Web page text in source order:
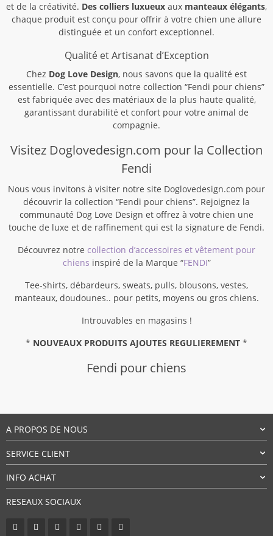
et de la créativité. Des colliers luxueux aux manteaux élégants,
chaque produit est conçu pour offrir à votre chien une allure
distinguée et un confort exceptionnel.
Qualité et Artisanat d’Exception
Chez Dog Love Design, nous savons que la qualité est
essentielle. C’est pourquoi notre collection “Fendi pour chiens”
est fabriquée avec des matériaux de la plus haute qualité,
garantissant durabilité et confort pour votre animal de
compagnie.
Visitez Doglovedesign.com pour la Collection
Fendi
Nous vous invitons à visiter notre site Doglovedesign.com pour
découvrir la collection “Fendi pour chiens”. Rejoignez la
communauté Dog Love Design et offrez à votre chien une
touche de luxe et de raffinement qui est la signature de Fendi.
Découvrez notre collection d’accessoires et vêtement pour
chiens inspiré de la Marque “FENDI”
Tee-shirts, débardeurs, sweats, pulls, blousons, vestes,
manteaux, doudounes.. pour petits, moyens ou gros chiens.
Introuvables en magasins !
* NOUVEAUX PRODUITS AJOUTES REGULIEREMENT *
Fendi pour chiens
A PROPOS DE NOUS
SERVICE CLIENT
INFO ACHAT
RESEAUX SOCIAUX